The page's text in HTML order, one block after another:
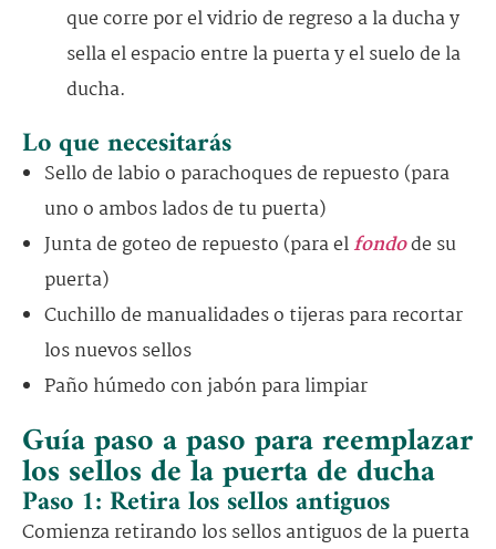
que corre por el vidrio de regreso a la ducha y
sella el espacio entre la puerta y el suelo de la
ducha.
Lo que necesitarás
Sello de labio o parachoques de repuesto (para
uno o ambos lados de tu puerta)
Junta de goteo de repuesto (para elfondode su
puerta)
Cuchillo de manualidades o tijeras para recortar
los nuevos sellos
Paño húmedo con jabón para limpiar
Guía paso a paso para reemplazar
los sellos de la puerta de ducha
Paso 1: Retira los sellos antiguos
Comienza retirando los sellos antiguos de la puerta